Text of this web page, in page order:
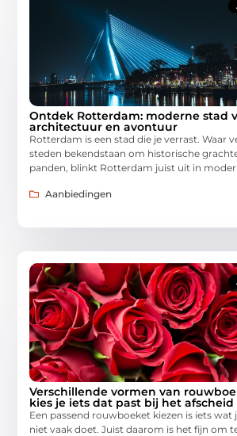
Ontdek Rotterdam: moderne stad
architectuur en avontuur
Rotterdam is een stad die je verrast. Waar
steden bekendstaan om historische
panden, blinkt Rotterdam juist uit in
Aanbiedingen
Verschillende vormen van
kies je iets dat past bij het afscheid
Een passend rouwboeket kiezen is iets wat
niet vaak doet. Juist daarom is het fijn om